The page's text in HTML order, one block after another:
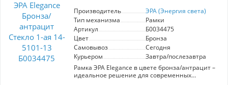
завершенность. Рамка ЭРА Elegance —
отличный выбор для тех, кто ценит качество и
стиль в деталях.
Производитель
ЭРА (Энергия света)
Тип механизма
Рамки
Артикул
Б0034475
Цвет
Бронза
Самовывоз
Сегодня
Курьером
Завтра/послезавтра
Рамка ЭРА Elegance в цвете бронза/антрацит –
идеальное решение для современных